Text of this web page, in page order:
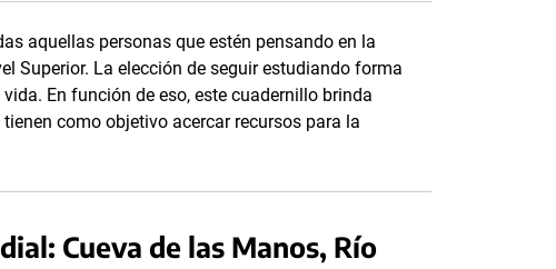
aquellas personas que estén pensando en la
Superior. La elección de seguir estudiando forma
En función de eso, este cuadernillo brinda
como objetivo acercar recursos para la
Cueva de las Manos, Río